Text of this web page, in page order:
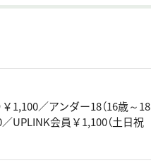
1,100／アンダー18（16歳～18
UPLINK会員￥1,100（土日祝